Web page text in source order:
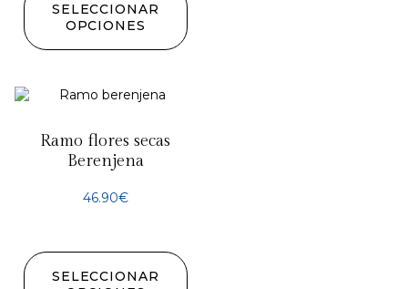
SELECCIONAR
OPCIONES
Ramo flores secas
Berenjena
46.90€
SELECCIONAR